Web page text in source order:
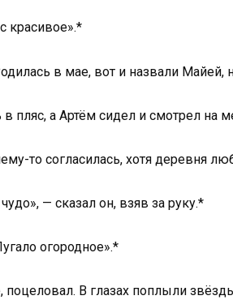
красивое».*
в мае, вот и назвали Майей,
в пляс, а Артём сидел и смотрел на
то согласилась, хотя деревня
— сказал он, взяв за руку.*
огородное».*
В глазах поплыли